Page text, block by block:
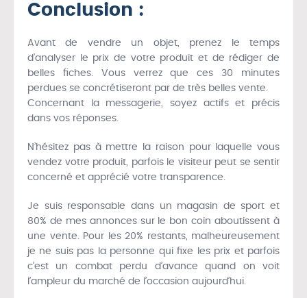
Conclusion :
Avant de vendre un objet, prenez le temps
d’analyser le prix de votre produit et de rédiger de
belles fiches. Vous verrez que ces 30 minutes
perdues se concrétiseront par de très belles vente.
Concernant la messagerie, soyez actifs et précis
dans vos réponses.
N’hésitez pas à mettre la raison pour laquelle vous
vendez votre produit, parfois le visiteur peut se sentir
concerné et apprécié votre transparence.
Je suis responsable dans un magasin de sport et
80% de mes annonces sur le bon coin aboutissent à
une vente. Pour les 20% restants, malheureusement
je ne suis pas la personne qui fixe les prix et parfois
c’est un combat perdu d’avance quand on voit
l’ampleur du marché de l’occasion aujourd’hui.